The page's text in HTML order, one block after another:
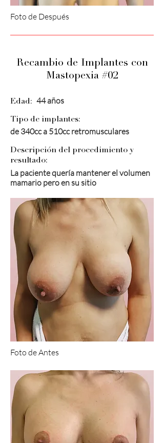
Foto de Después
Recambio de Implantes con
Mastopexia #02
Edad: 44 años
Tipo de implantes:
de 340cc a 510cc retromusculares
Descripción del procedimiento y
resultado:
La paciente quería mantener el volumen
mamario pero en su sitio
Foto de Antes